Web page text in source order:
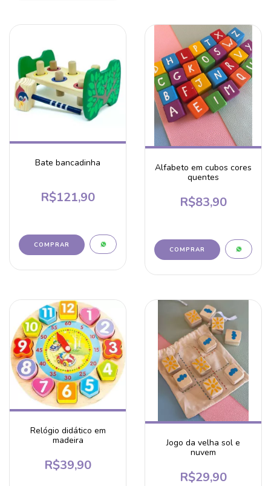
Bate bancadinha
R$121,90
Alfabeto em cubos cores
quentes
R$83,90
Relógio didático em
madeira
R$39,90
Jogo da velha sol e
nuvem
R$29,90